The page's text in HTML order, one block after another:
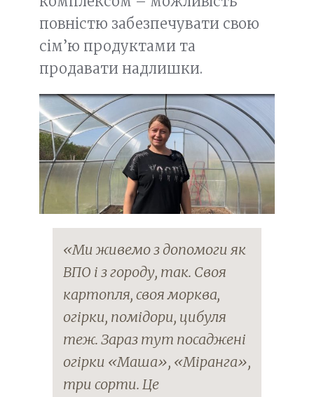
повністю забезпечувати свою
сім’ю продуктами та
продавати надлишки.
«Ми живемо з допомоги як
ВПО і з городу, так. Своя
картопля, своя морква,
огірки, помідори, цибуля
теж. Зараз тут посаджені
огірки «Маша», «Міранга»,
три сорти. Це